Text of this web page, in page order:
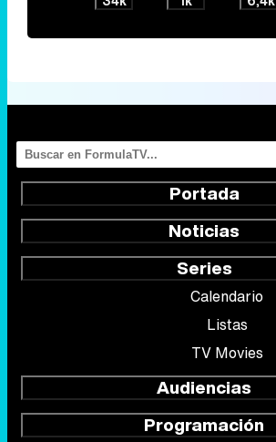
Portada
Noticias
Series
Calendario
Listas
TV Movies
Audiencias
Programación